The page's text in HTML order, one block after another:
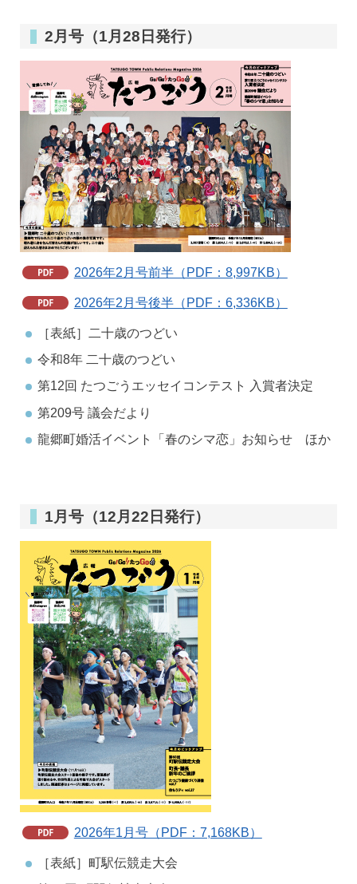
2月号（1月28日発行）
2026年2月号前半（PDF：8,997KB）
2026年2月号後半（PDF：6,336KB）
［表紙］二十歳のつどい
令和8年 二十歳のつどい
第12回 たつごうエッセイコンテスト 入賞者決定
第209号 議会だより
龍郷町婚活イベント「春のシマ恋」お知らせ ほか
1月号（12月22日発行）
2026年1月号（PDF：7,168KB）
［表紙］町駅伝競走大会